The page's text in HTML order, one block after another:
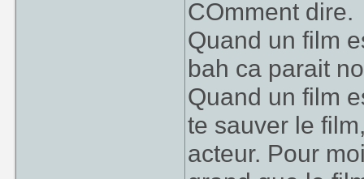
COmment dire.
Quand un film
bah ca parait
Quand un film
te sauver le
acteur. Pour